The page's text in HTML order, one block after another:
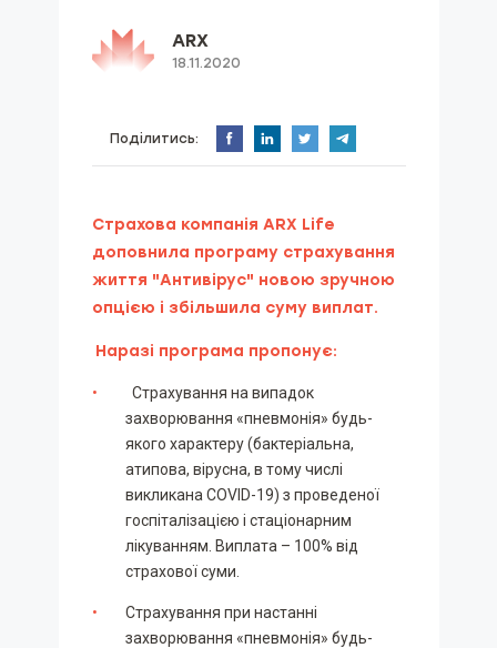
ARX
18.11.2020
Поділитись:
Страхова компанія ARX Life
доповнила програму страхування
життя "Антивірус" новою зручною
опцією і збільшила суму виплат.
Наразі програма пропонує:
Страхування на випадок
захворювання «пневмонія» будь-
якого характеру (бактеріальна,
атипова, вірусна, в тому числі
викликана COVID-19) з проведеної
госпіталізацією і стаціонарним
лікуванням. Виплата – 100% від
страхової суми.
Страхування при настанні
захворювання «пневмонія» будь-